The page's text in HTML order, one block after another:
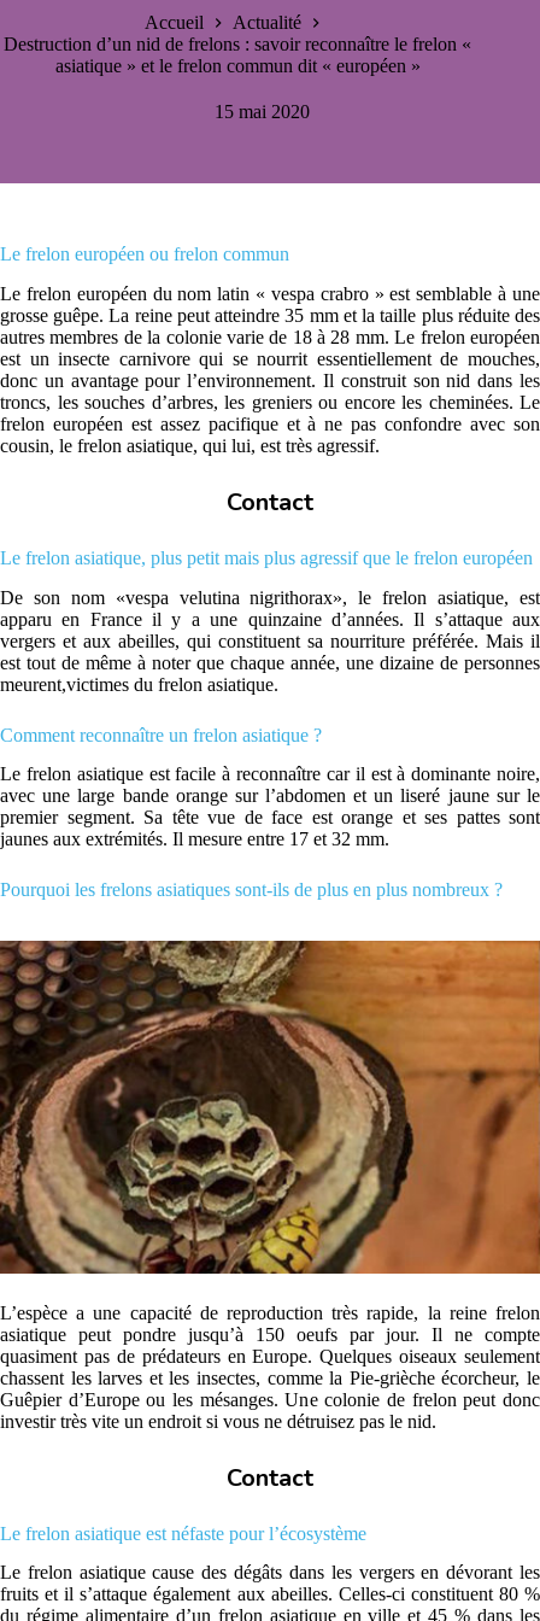
Accueil
Actualité
Destruction d’un nid de frelons : savoir reconnaître le frelon «
asiatique » et le frelon commun dit « européen »
15 mai 2020
Le frelon européen ou frelon commun
Le frelon européen du nom latin « vespa crabro » est semblable à une
grosse guêpe. La reine peut atteindre 35 mm et la taille plus réduite des
autres membres de la colonie varie de 18 à 28 mm. Le frelon européen
est un insecte carnivore qui se nourrit essentiellement de mouches,
donc un avantage pour l’environnement. Il construit son nid dans les
troncs, les souches d’arbres, les greniers ou encore les cheminées. Le
frelon européen est assez pacifique et à ne pas confondre avec son
cousin, le frelon asiatique, qui lui, est très agressif.
Contact
Le frelon asiatique, plus petit mais plus agressif que le frelon européen
De son nom «vespa velutina nigrithorax», le frelon asiatique, est
apparu en France il y a une quinzaine d’années. Il s’attaque aux
vergers et aux abeilles, qui constituent sa nourriture préférée. Mais il
est tout de même à noter que chaque année, une dizaine de personnes
meurent,victimes du frelon asiatique.
Comment reconnaître un frelon asiatique ?
Le frelon asiatique est facile à reconnaître car il est à dominante noire,
avec une large bande orange sur l’abdomen et un liseré jaune sur le
premier segment. Sa tête vue de face est orange et ses pattes sont
jaunes aux extrémités. Il mesure entre 17 et 32 mm.
Pourquoi les frelons asiatiques sont-ils de plus en plus nombreux ?
L’espèce a une capacité de reproduction très rapide, la reine frelon
asiatique peut pondre jusqu’à 150 oeufs par jour. Il ne compte
quasiment pas de prédateurs en Europe. Quelques oiseaux seulement
chassent les larves et les insectes, comme la Pie-grièche écorcheur, le
Guêpier d’Europe ou les mésanges. Une colonie de frelon peut donc
investir très vite un endroit si vous ne détruisez pas le nid.
Contact
Le frelon asiatique est néfaste pour l’écosystème
Le frelon asiatique cause des dégâts dans les vergers en dévorant les
fruits et il s’attaque également aux abeilles. Celles-ci constituent 80 %
du régime alimentaire d’un frelon asiatique en ville et 45 % dans les